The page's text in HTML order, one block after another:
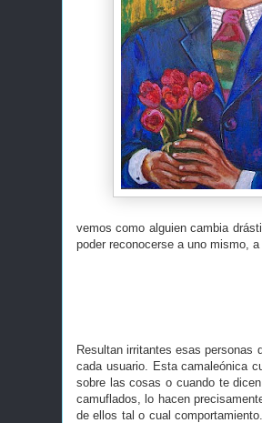
vemos como alguien cambia
poder reconocerse a uno mismo,
Resultan irritantes esas personas
cada usuario. Esta camaleónica
sobre las cosas o cuando te
camuflados, lo hacen
de ellos tal o cual